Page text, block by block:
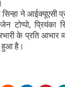
सिन्हा ने आईक्यूएसी
टोप्पो,
के प्रति
हुआ है।